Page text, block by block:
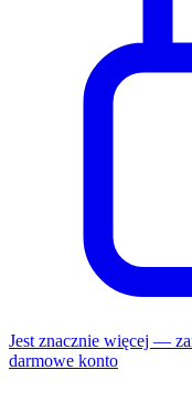
Jest znacznie więcej —
darmowe konto